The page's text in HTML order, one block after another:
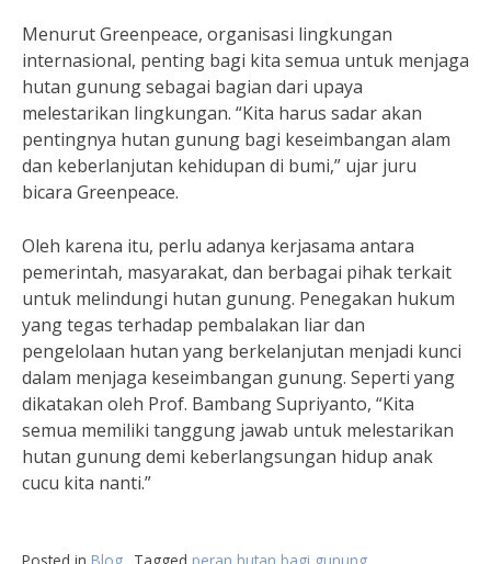
Menurut Greenpeace, organisasi lingkungan
internasional, penting bagi kita semua untuk menjaga
hutan gunung sebagai bagian dari upaya
melestarikan lingkungan. “Kita harus sadar akan
pentingnya hutan gunung bagi keseimbangan alam
dan keberlanjutan kehidupan di bumi,” ujar juru
bicara Greenpeace.
Oleh karena itu, perlu adanya kerjasama antara
pemerintah, masyarakat, dan berbagai pihak terkait
untuk melindungi hutan gunung. Penegakan hukum
yang tegas terhadap pembalakan liar dan
pengelolaan hutan yang berkelanjutan menjadi kunci
dalam menjaga keseimbangan gunung. Seperti yang
dikatakan oleh Prof. Bambang Supriyanto, “Kita
semua memiliki tanggung jawab untuk melestarikan
hutan gunung demi keberlangsungan hidup anak
cucu kita nanti.”